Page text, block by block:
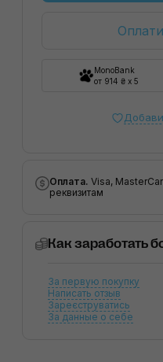
MonoBank
от 914 ₴ x 5
Оплата. Visa,
реквизитам
Как заработать
За первую покупку
Написать отзыв
Зареєструватись
За данные о себе